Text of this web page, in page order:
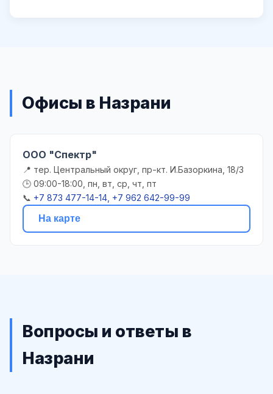
Офисы в Назрани
ООО "Спектр"
📍 тер. Центральный округ, пр-кт. И.Базоркина, 18/3
🕒 09:00-18:00, пн, вт, ср, чт, пт
📞 +7 873 477-14-14, +7 962 642-99-99
На карте
Вопросы и ответы в
Назрани